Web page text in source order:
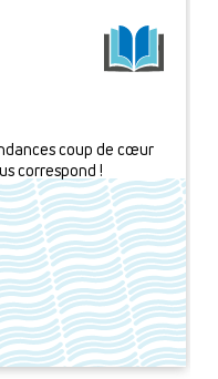
coup de cœur
correspond !